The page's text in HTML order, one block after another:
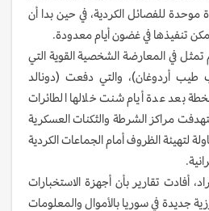
موحدة للفصائل الكردية، في حين بدا أن
تنفيذها في غضون أيام معدودة.
في المعارضة الشخصية القوية التي
طيب أردوغان)، والتي دفعت (دونالد
بعد عدة أيام شنت خلالها الطائرات
مراكز الشرطة والثكنات العسكرية
لتهيئة الظروف أمام الجماعات الكردية
أفادت تقارير بأن أجهزة الاستخبارات
جديدة في سوريا بالأموال والمعلومات